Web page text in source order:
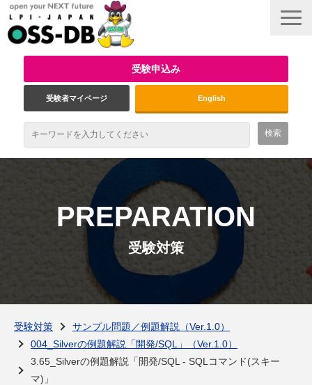
受験申込み
受験者マイページ English
試験概要
資格取得のメリット
受験対策
PREPARATION
受験対策
受験対策
サンプル問題／例題解説（Ver.1.0）
004_Silverの例題解説「開発/SQL」（Ver.1.0）
3.65_Silverの例題解説「開発/SQL - SQLコマンド(スキー
マ)」